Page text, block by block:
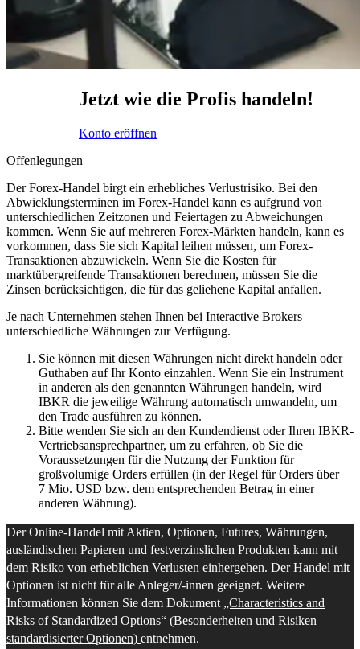
Jetzt wie die Profis handeln!
Konto eröffnen
Offenlegungen
Der Forex-Handel birgt ein erhebliches Verlustrisiko. Bei den
Abwicklungsterminen im Forex-Handel kann es aufgrund von
unterschiedlichen Zeitzonen und Feiertagen zu Abweichungen
kommen. Wenn Sie auf mehreren Forex-Märkten handeln, kann es
vorkommen, dass Sie sich Kapital leihen müssen, um Forex-
Transaktionen abzuwickeln. Wenn Sie die Kosten für
marktübergreifende Transaktionen berechnen, müssen Sie die
Zinsen berücksichtigen, die für das geliehene Kapital anfallen.
Je nach Unternehmen stehen Ihnen bei Interactive Brokers
unterschiedliche Währungen zur Verfügung.
Sie können mit diesen Währungen nicht direkt handeln oder
Guthaben auf Ihr Konto einzahlen. Wenn Sie ein Instrument
in anderen als den genannten Währungen handeln, wird
IBKR die jeweilige Währung automatisch umwandeln, um
den Trade ausführen zu können.
Bitte wenden Sie sich an den Kundendienst oder Ihren IBKR-
Vertriebsansprechpartner, um zu erfahren, ob Sie die
Voraussetzungen für die Nutzung der Funktion für
großvolumige Orders erfüllen (in der Regel für Orders über
7 Mio. USD bzw. dem entsprechenden Betrag in einer
anderen Währung).
Der Online-Handel mit Aktien, Optionen, Futures, Währungen,
ausländischen Papieren und festverzinslichen Produkten kann mit
dem Risiko von erheblichen Verlusten einhergehen. Der Handel mit
Optionen ist nicht für alle Anleger/-innen geeignet. Weitere
Informationen können Sie dem Dokument „Characteristics and
Risks of Standardized Options“ (Besonderheiten und Risiken
standardisierter Optionen) entnehmen.